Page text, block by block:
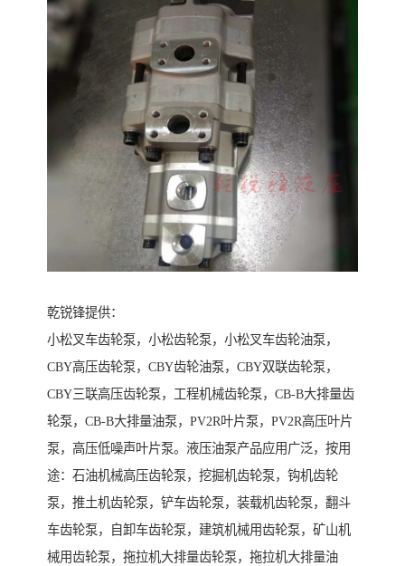
乾锐锋提供：
小松叉车齿轮泵，小松齿轮泵，小松叉车齿轮油泵，
CBY高压齿轮泵，CBY齿轮油泵，CBY双联齿轮泵，
CBY三联高压齿轮泵，工程机械齿轮泵，CB-B大排量齿
轮泵，CB-B大排量油泵，PV2R叶片泵，PV2R高压叶片
泵，高压低噪声叶片泵。液压油泵产品应用广泛，按用
途：石油机械高压齿轮泵，挖掘机齿轮泵，钩机齿轮
泵，推土机齿轮泵，铲车齿轮泵，装载机齿轮泵，翻斗
车齿轮泵，自卸车齿轮泵，建筑机械用齿轮泵，矿山机
械用齿轮泵，拖拉机大排量齿轮泵，拖拉机大排量油